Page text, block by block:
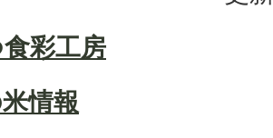
彩工房
情報